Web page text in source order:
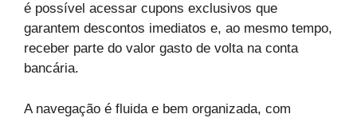
é possível acessar cupons exclusivos que
garantem descontos imediatos e, ao mesmo tempo,
receber parte do valor gasto de volta na conta
bancária.
A navegação é fluida e bem organizada, com